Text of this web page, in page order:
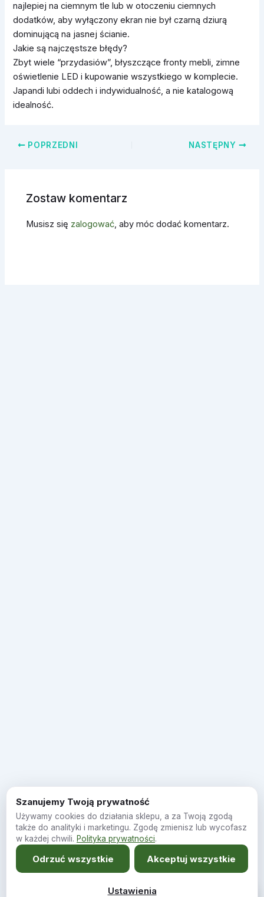
najlepiej na ciemnym tle lub w otoczeniu ciemnych
dodatków, aby wyłączony ekran nie był czarną dziurą
dominującą na jasnej ścianie.
Jakie są najczęstsze błędy?
Zbyt wiele “przydasiów”, błyszczące fronty mebli, zimne
oświetlenie LED i kupowanie wszystkiego w komplecie.
Japandi lubi oddech i indywidualność, a nie katalogową
idealność.
POPRZEDNI NASTĘPNY
Zostaw komentarz
Musisz się zalogować, aby móc dodać komentarz.
Szanujemy Twoją prywatność
Używamy cookies do działania sklepu, a za Twoją zgodą
także do analityki i marketingu. Zgodę zmienisz lub wycofasz
w każdej chwili. Polityka prywatności.
Ustawienia
Odrzuć wszystkie Akceptuj wszystkie